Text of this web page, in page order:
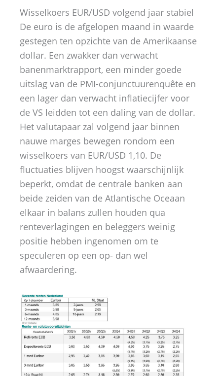
Wisselkoers EUR/USD volgend jaar stabiel
De euro is de afgelopen maand in waarde
gestegen ten opzichte van de Amerikaanse
dollar. Een zwakker dan verwacht
banenmarktrapport, een minder goede
uitslag van de PMI-conjunctuurenquête en
een lager dan verwacht inflatiecijfer voor
de VS leidden tot een daling van de dollar.
Het valutapaar zal volgend jaar binnen
nauwe marges bewegen rondom een
wisselkoers van EUR/USD 1,10. De
fluctuaties blijven hoogst waarschijnlijk
beperkt, omdat de centrale banken aan
beide zeiden van de Atlantische Oceaan
elkaar in balans zullen houden qua
renteverlagingen en beleggers weinig
positie hebben ingenomen om te
speculeren op een op- dan wel
afwaardering.